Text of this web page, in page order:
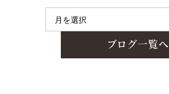
ブログ一覧へ